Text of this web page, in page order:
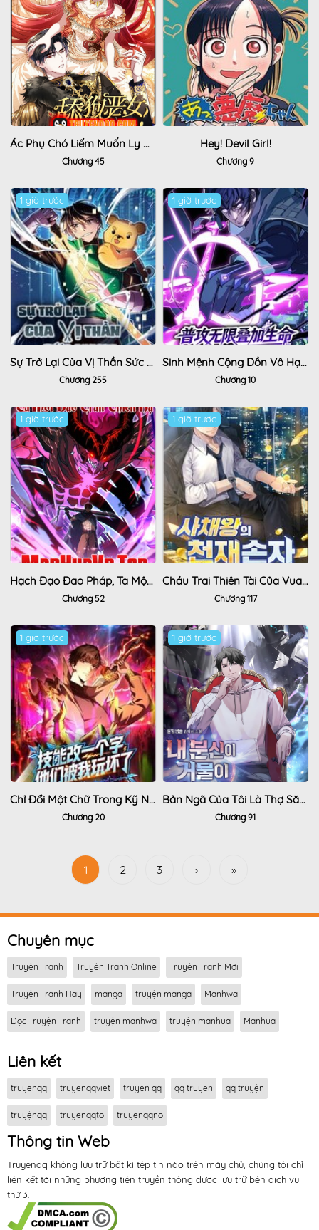
Ác Phụ Chó Liếm Muốn Ly Hôn
Chương 45
Hey! Devil Girl!
Chương 9
1 giờ trước Hot
Sự Trở Lại Của Vị Thần Sức Mạnh
Chương 255
1 giờ trước
Sinh Mệnh Cộng Dồn Vô Hạn, Ta Một Tiễn Bắn Rơi Thần Linh
Chương 10
1 giờ trước Hot
Hạch Đạo Đao Pháp, Ta Một Đao Trấn Thiên Hạ
Chương 52
1 giờ trước Hot
Cháu Trai Thiên Tài Của Vua Cho Vay Nặng Lãi
Chương 117
1 giờ trước
Chỉ Đổi Một Chữ Trong Kỹ Năng, Bọn Họ Bị Ta Chơi Chết
Chương 20
1 giờ trước
Bản Ngã Của Tôi Là Thợ Săn Dị Giới
Chương 91
1 2 3 › »
Chuyên mục
Truyện Tranh Truyện Tranh Online Truyện Tranh Mới
Truyện Tranh Hay manga truyện manga Manhwa
Đọc Truyện Tranh truyện manhwa truyện manhua Manhua
Liên kết
truyenqq truyenqqviet truyen qq qq truyen qq truyện
truyệnqq truyenqqto truyenqqno
Thông tin Web
Truyenqq không lưu trữ bất kì tệp tin nào trên máy chủ, chúng tôi chỉ
liên kết tới những phương tiện truyền thông được lưu trữ bên dịch vụ
thứ 3.